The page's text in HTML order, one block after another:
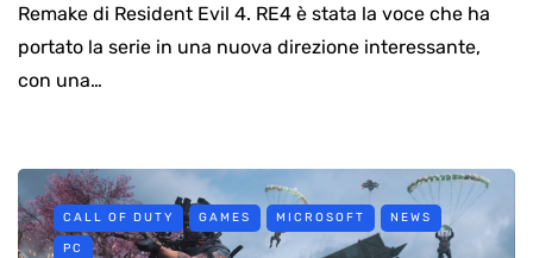
Remake di Resident Evil 4. RE4 è stata la voce che ha
portato la serie in una nuova direzione interessante,
con una…
CALL OF DUTY GAMES MICROSOFT NEWS
PC